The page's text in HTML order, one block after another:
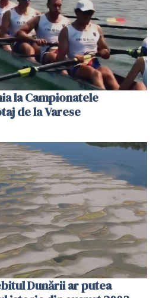
la Campionatele
de la Varese
Dunării ar putea